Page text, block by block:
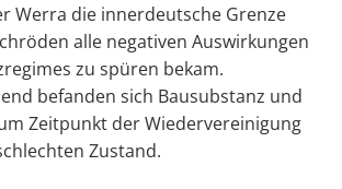
Werra die innerdeutsche Grenze
alle negativen Auswirkungen
zu spüren bekam.
befanden sich Bausubstanz und
Zeitpunkt der Wiedervereinigung
Zustand.